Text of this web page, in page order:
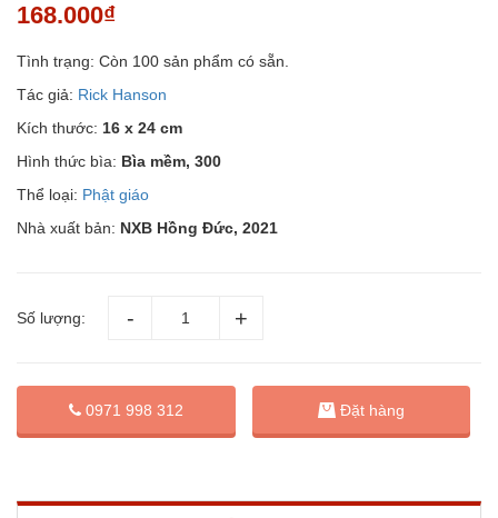
168.000₫
Tình trạng: Còn 100 sản phẩm có sẵn.
Tác giả: Rick Hanson
Kích thước: 16 x 24 cm
Hình thức bìa: Bìa mềm, 300
Thể loại: Phật giáo
Nhà xuất bản: NXB Hồng Đức, 2021
Số lượng:
0971 998 312 Đặt hàng